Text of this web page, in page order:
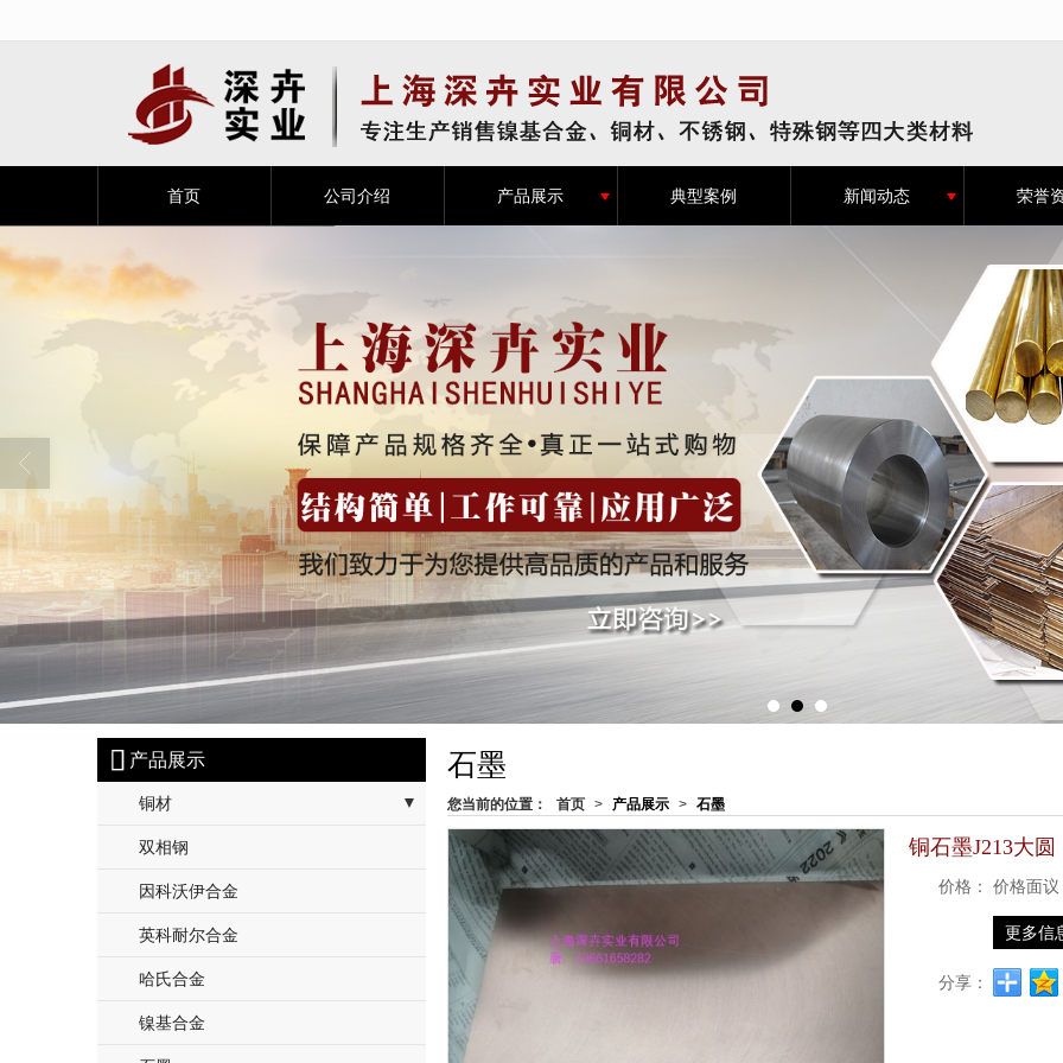
首页 公司介绍 产品展示 典型案例 新闻动态 荣誉
石墨
您当前的位置： 首页 > 产品展示 > 石墨
铜石墨J213大圆
价格： 价格面议
更多信
分享：
 产品展示
铜材
- 黄铜
- 白铜
- 铍，铬青铜
- 锡，磷青铜
双相钢
因科沃伊合金
英科耐尔合金
哈氏合金
镍基合金